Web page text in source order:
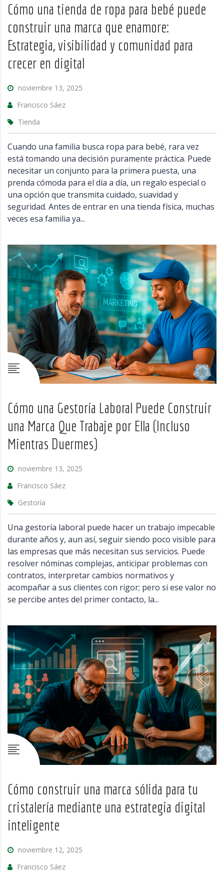
Cómo una tienda de ropa para bebé puede
construir una marca que enamore:
Estrategia, visibilidad y comunidad para
crecer en digital
noviembre 13, 2025
Francisco Sáez
Tienda
Cuando una familia busca ropa para bebé, rara vez
está tomando una decisión puramente práctica. Puede
necesitar un conjunto para la primera puesta, una
prenda cómoda para el día a día, un regalo especial o
una opción que transmita cuidado, suavidad y
seguridad. Antes de entrar en una tienda física, muchas
veces esa familia ya...
Cómo una Gestoría Laboral Puede Construir
una Marca Que Trabaje por Ella (Incluso
Mientras Duermes)
noviembre 13, 2025
Francisco Sáez
Gestoría
Una gestoría laboral puede hacer un trabajo impecable
durante años y, aun así, seguir siendo poco visible para
las empresas que más necesitan sus servicios. Puede
resolver nóminas complejas, anticipar problemas con
contratos, interpretar cambios normativos y
acompañar a sus clientes con rigor; pero si ese valor no
se percibe antes del primer contacto, la...
Cómo construir una marca sólida para tu
cristalería mediante una estrategia digital
inteligente
noviembre 12, 2025
Francisco Sáez